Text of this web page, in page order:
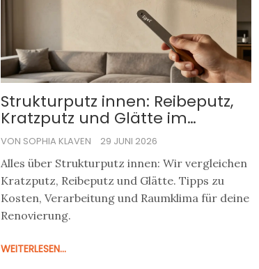
Strukturputz innen: Reibeputz,
Kratzputz und Glätte im
Vergleich
VON SOPHIA KLAVEN 29 JUNI 2026
Alles über Strukturputz innen: Wir vergleichen
Kratzputz, Reibeputz und Glätte. Tipps zu
Kosten, Verarbeitung und Raumklima für deine
Renovierung.
WEITERLESEN...